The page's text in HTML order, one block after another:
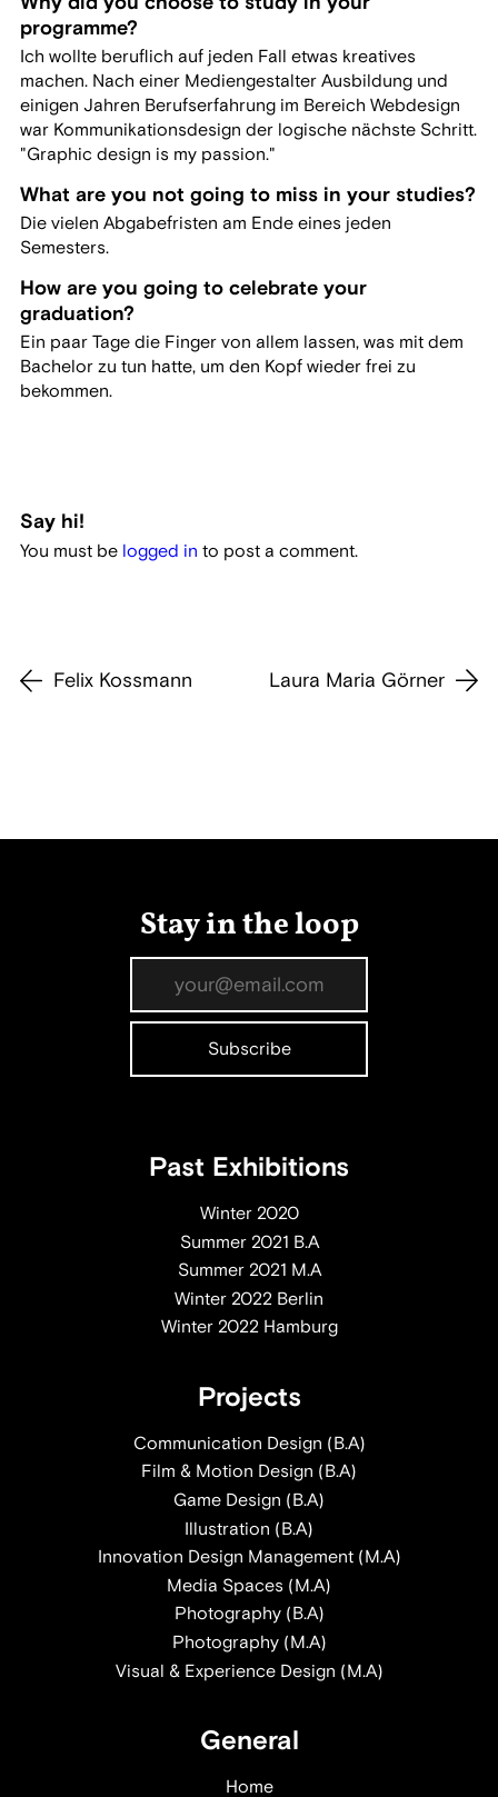
programme?
Ich wollte beruflich auf jeden Fall etwas kreatives
machen. Nach einer Mediengestalter Ausbildung und
einigen Jahren Berufserfahrung im Bereich Webdesign
war Kommunikationsdesign der logische nächste Schritt.
"Graphic design is my passion."
What are you not going to miss in your studies?
Die vielen Abgabefristen am Ende eines jeden
Semesters.
How are you going to celebrate your
graduation?
Ein paar Tage die Finger von allem lassen, was mit dem
Bachelor zu tun hatte, um den Kopf wieder frei zu
bekommen.
Say hi!
You must be logged in to post a comment.
Felix Kossmann Laura Maria Görner
Stay in the loop
Past Exhibitions
Winter 2020
Summer 2021 B.A
Summer 2021 M.A
Winter 2022 Berlin
Winter 2022 Hamburg
Projects
Communication Design (B.A)
Film & Motion Design (B.A)
Game Design (B.A)
Illustration (B.A)
Innovation Design Management (M.A)
Media Spaces (M.A)
Photography (B.A)
Photography (M.A)
Visual & Experience Design (M.A)
General
Home